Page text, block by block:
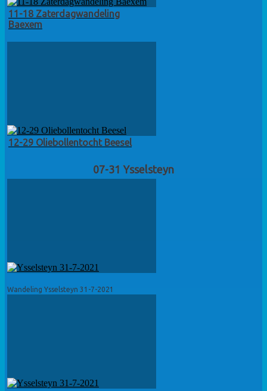
11-18 Zaterdagwandeling
Baexem
12-29 Oliebollentocht Beesel
07-31 Ysselsteyn
Wandeling Ysselsteyn 31-7-2021